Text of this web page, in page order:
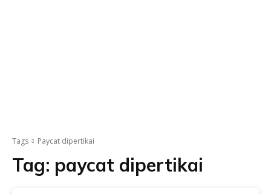
Tags Paycat dipertikai
Tag: paycat dipertikai